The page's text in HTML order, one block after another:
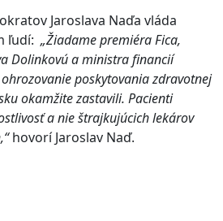
Jaroslava Naďa vláda
ľudí: „Žiadame premiéra Fica,
Dolinkovú a ministra financií
poskytovania zdravotnej
okamžite zastavili. Pacienti
a nie štrajkujúcich lekárov
hovorí Jaroslav Naď.